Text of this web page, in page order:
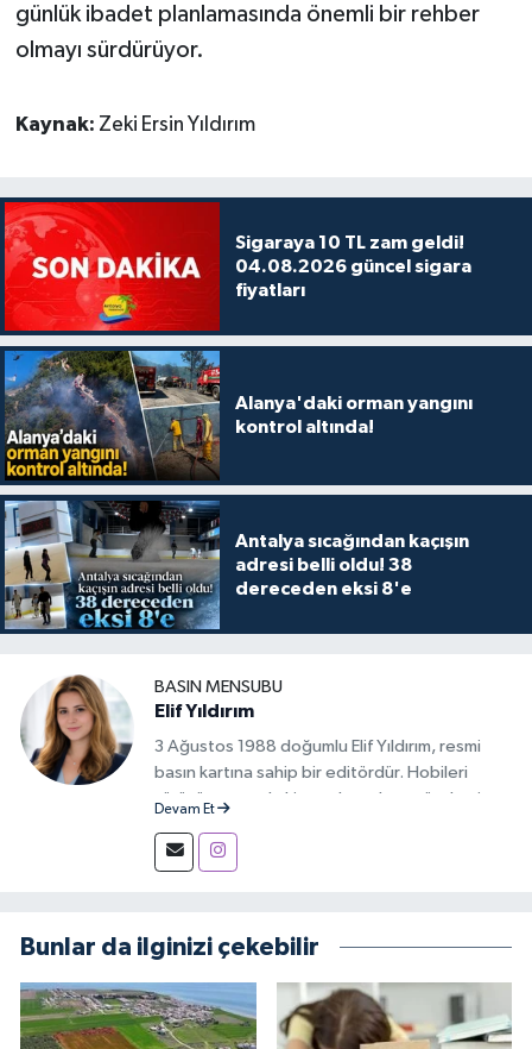
günlük ibadet planlamasında önemli bir rehber
olmayı sürdürüyor.
Kaynak: Zeki Ersin Yıldırım
Sigaraya 10 TL zam geldi!
04.08.2026 güncel sigara
fiyatları
Alanya'daki orman yangını
kontrol altında!
Antalya sıcağından kaçışın
adresi belli oldu! 38
dereceden eksi 8'e
BASIN MENSUBU
Elif Yıldırım
3 Ağustos 1988 doğumlu Elif Yıldırım, resmi
basın kartına sahip bir editördür. Hobileri
yürüyüş yapmak, kitap okumak ve gündemi
Devam Et
Bunlar da ilginizi çekebilir